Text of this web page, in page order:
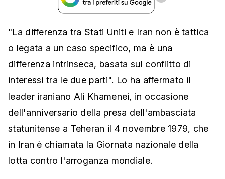
"La differenza tra Stati Uniti e Iran non è tattica
o legata a un caso specifico, ma è una
differenza intrinseca, basata sul conflitto di
interessi tra le due parti". Lo ha affermato il
leader iraniano Ali Khamenei, in occasione
dell'anniversario della presa dell'ambasciata
statunitense a Teheran il 4 novembre 1979, che
in Iran è chiamata la Giornata nazionale della
lotta contro l'arroganza mondiale.